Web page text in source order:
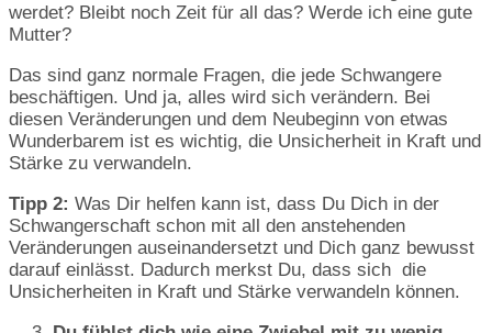
werdet? Bleibt noch Zeit für all das? Werde ich eine gute
Mutter?
Das sind ganz normale Fragen, die jede Schwangere
beschäftigen. Und ja, alles wird sich verändern. Bei
diesen Veränderungen und dem Neubeginn von etwas
Wunderbarem ist es wichtig, die Unsicherheit in Kraft und
Stärke zu verwandeln.
Tipp 2: Was Dir helfen kann ist, dass Du Dich in der
Schwangerschaft schon mit all den anstehenden
Veränderungen auseinandersetzt und Dich ganz bewusst
darauf einlässt. Dadurch merkst Du, dass sich die
Unsicherheiten in Kraft und Stärke verwandeln können.